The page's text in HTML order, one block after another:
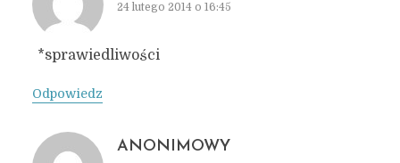
24 lutego 2014 o 16:45
*sprawiedliwości
Odpowiedz
ANONIMOWY